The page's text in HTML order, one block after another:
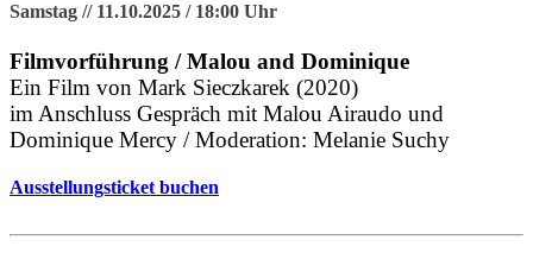
Samstag // 11.10.2025 / 18:00 Uhr
Filmvorführung / Malou and Dominique
Ein Film von Mark Sieczkarek (2020)
im Anschluss Gespräch mit Malou Airaudo und
Dominique Mercy / Moderation: Melanie Suchy
Ausstellungsticket buchen